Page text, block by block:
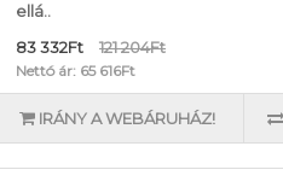
ellá..
83 332Ft
121 204Ft
Nettó ár: 65 616Ft
IRÁNY A WEBÁRUHÁZ!